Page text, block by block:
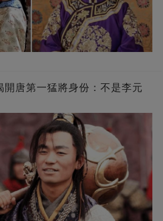
開唐第一猛將身份：不是李元